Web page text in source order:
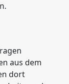
aus dem
dort